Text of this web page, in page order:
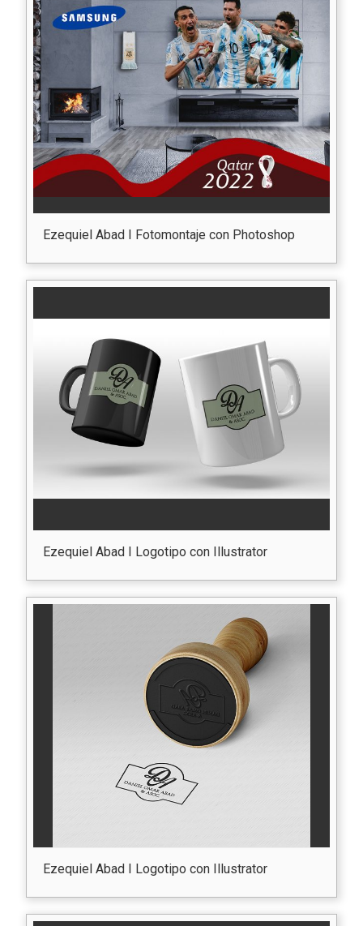
Ezequiel Abad I Fotomontaje con Photoshop
Ezequiel Abad I Logotipo con Illustrator
Ezequiel Abad I Logotipo con Illustrator